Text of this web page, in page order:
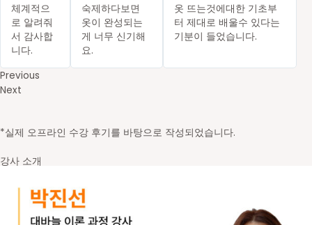
체계적으
로 알려줘
서 감사합
니다.
숙제하다보면
옷이 완성되는
게 너무 신기해
요.
옷 뜨는것에대한 기초부
터 제대로 배울수 있다는
기분이 들었습니다.
Previous
Next
*실제 오프라인 수강 후기를 바탕으로 작성되었습니다.
강사 소개